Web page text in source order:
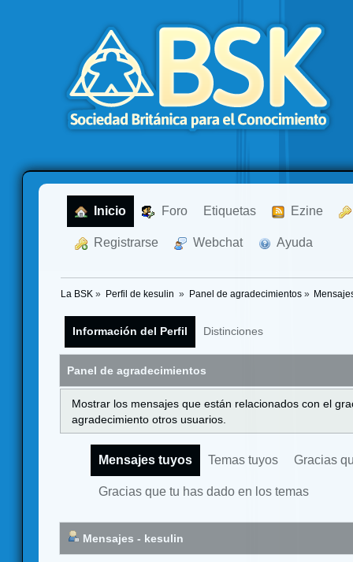
Inicio Foro Etiquetas Ezine
Registrarse Webchat Ayuda
La BSK » Perfil de kesulin » Panel de agradecimientos»
Información del Perfil Distinciones
Panel de agradecimientos
Mostrar los mensajes que están relacionados con el
agradecimiento otros usuarios.
Mensajes tuyos Temas tuyos Gracias
Gracias que tu has dado en los temas
Mensajes - kesulin